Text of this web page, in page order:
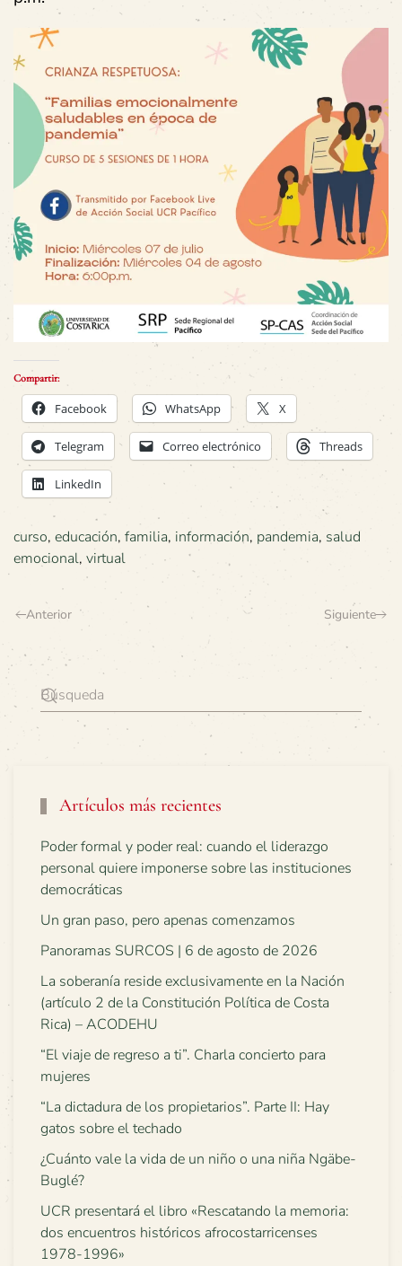
Compartir:
Facebook WhatsApp X
Telegram Correo electrónico Threads
LinkedIn
curso, educación, familia, información, pandemia, salud
emocional, virtual
Anterior Siguiente
Artículos más recientes
Poder formal y poder real: cuando el liderazgo
personal quiere imponerse sobre las instituciones
democráticas
Un gran paso, pero apenas comenzamos
Panoramas SURCOS | 6 de agosto de 2026
La soberanía reside exclusivamente en la Nación
(artículo 2 de la Constitución Política de Costa
Rica) – ACODEHU
“El viaje de regreso a ti”. Charla concierto para
mujeres
“La dictadura de los propietarios”. Parte II: Hay
gatos sobre el techado
¿Cuánto vale la vida de un niño o una niña Ngäbe-
Buglé?
UCR presentará el libro «Rescatando la memoria:
dos encuentros históricos afrocostarricenses
1978-1996»